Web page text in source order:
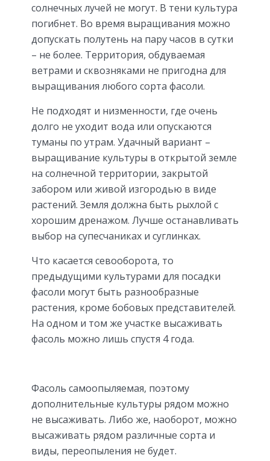
солнечных лучей не могут. В тени культура
погибнет. Во время выращивания можно
допускать полутень на пару часов в сутки
– не более. Территория, обдуваемая
ветрами и сквозняками не пригодна для
выращивания любого сорта фасоли.
Не подходят и низменности, где очень
долго не уходит вода или опускаются
туманы по утрам. Удачный вариант –
выращивание культуры в открытой земле
на солнечной территории, закрытой
забором или живой изгородью в виде
растений. Земля должна быть рыхлой с
хорошим дренажом. Лучше останавливать
выбор на супесчаниках и суглинках.
Что касается севооборота, то
предыдущими культурами для посадки
фасоли могут быть разнообразные
растения, кроме бобовых представителей.
На одном и том же участке высаживать
фасоль можно лишь спустя 4 года.
Фасоль самоопыляемая, поэтому
дополнительные культуры рядом можно
не высаживать. Либо же, наоборот, можно
высаживать рядом различные сорта и
виды, переопыления не будет.